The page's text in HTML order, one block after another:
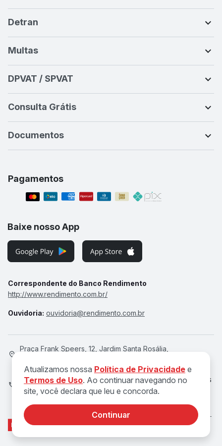
Atualizamos nossa Política de Privacidade e
Termos de Uso. Ao continuar navegando no
site, você declara que leu e concorda.
Continuar
Detran
Multas
DPVAT / SPVAT
Consulta Grátis
Documentos
Pagamentos
Baixe nosso App
Correspondente do Banco Rendimento
http://www.rendimento.com.br/
Ouvidoria: ouvidoria@rendimento.com.br
Praça Frank Speers, 12, Jardim Santa Rosália,
Atendimento de Seg a Qui, das 8h às 18h e Sex, das 8h às
17h
© 2026 DOK Serviços de Pagamentos Ltda. CNPJ 27.838.743/0001-
91